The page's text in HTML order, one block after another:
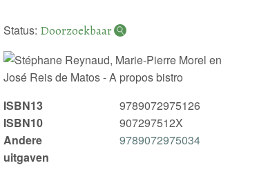
Status: Doorzoekbaar
ISBN13
9789072975126
ISBN10
907297512X
Andere
uitgaven
9789072975034